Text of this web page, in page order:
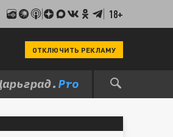
18+
ОТКЛЮЧИТЬ РЕКЛАМУ